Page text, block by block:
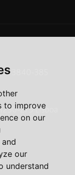
to improve
on our
our
understand
3840-385
273 Lisboa